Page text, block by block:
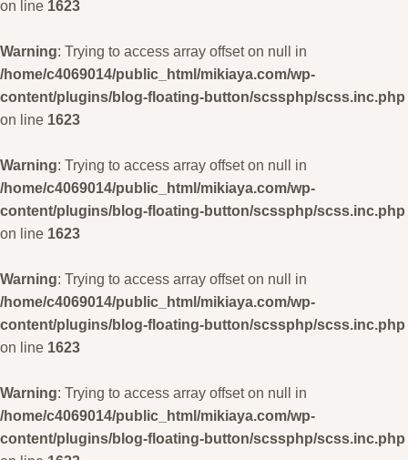
on line 1623
Warning: Trying to access array offset on null in
/home/c4069014/public_html/mikiaya.com/wp-
content/plugins/blog-floating-button/scssphp/scss.inc.php
on line 1623
Warning: Trying to access array offset on null in
/home/c4069014/public_html/mikiaya.com/wp-
content/plugins/blog-floating-button/scssphp/scss.inc.php
on line 1623
Warning: Trying to access array offset on null in
/home/c4069014/public_html/mikiaya.com/wp-
content/plugins/blog-floating-button/scssphp/scss.inc.php
on line 1623
Warning: Trying to access array offset on null in
/home/c4069014/public_html/mikiaya.com/wp-
content/plugins/blog-floating-button/scssphp/scss.inc.php